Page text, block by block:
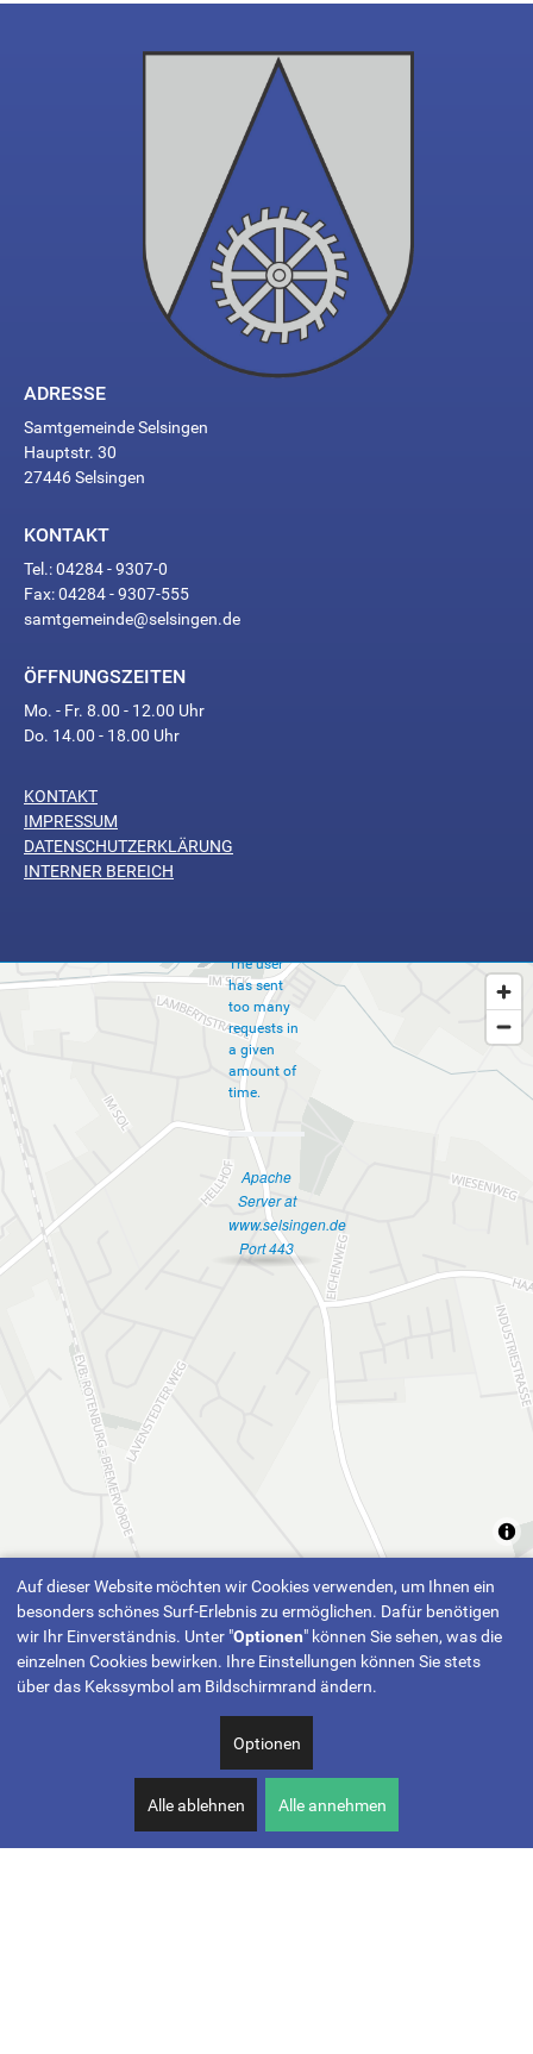
ADRESSE
Samtgemeinde Selsingen
Hauptstr. 30
27446 Selsingen
KONTAKT
Tel.: 04284 - 9307-0
Fax: 04284 - 9307-555
samtgemeinde@selsingen.de
ÖFFNUNGSZEITEN
Mo. - Fr. 8.00 - 12.00 Uhr
Do. 14.00 - 18.00 Uhr
KONTAKT
IMPRESSUM
DATENSCHUTZERKLÄRUNG
INTERNER BEREICH
Many
The user
has sent
too many
requests in
a given
amount of
time.
Apache
Server at
www.selsingen.de
Port 443
Auf dieser Website möchten wir Cookies verwenden, um Ihnen ein
besonders schönes Surf-Erlebnis zu ermöglichen. Dafür benötigen
wir Ihr Einverständnis. Unter "Optionen" können Sie sehen, was die
einzelnen Cookies bewirken. Ihre Einstellungen können Sie stets
über das Kekssymbol am Bildschirmrand ändern.
Optionen
Alle ablehnen Alle annehmen